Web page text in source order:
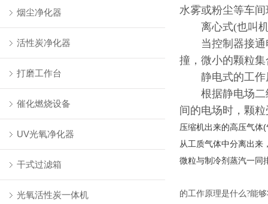
烟尘净化器
活性炭净化器
打磨工作台
催化燃烧设备
UV光氧净化器
干式过滤箱
光氧活性炭一体机
水雾或粉尘等车
离心式(也叫机
当控制器接通电
撞，微小的颗粒
静电式的工作
根据静电场二级
间的电场时，颗
压缩机出来的高压气体
从工质气体中分离出来
微粒与制冷剂蒸汽一同
的工作原理是什么?能